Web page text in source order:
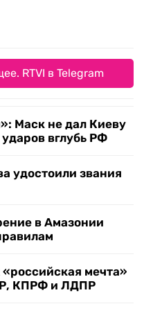
RTVI в Telegram
Маск не дал Киеву
вглубь РФ
удостоили звания
в Амазонии
мечта»
КПРФ и ЛДПР